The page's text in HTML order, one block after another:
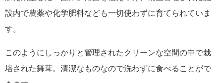
設内で農薬や化学肥料なども一切使わずに育てられていま
す。
このようにしっかりと管理されたクリーンな空間の中で栽
培された舞茸。清潔なものなので洗わずに食べることがで